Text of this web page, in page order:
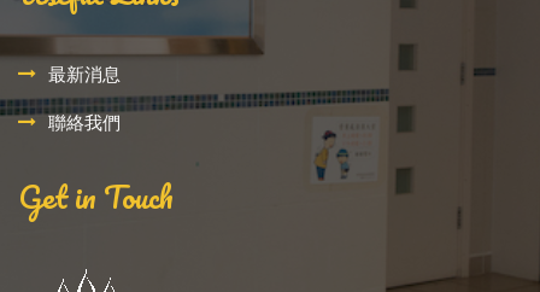
最新消息
聯絡我們
Get in Touch